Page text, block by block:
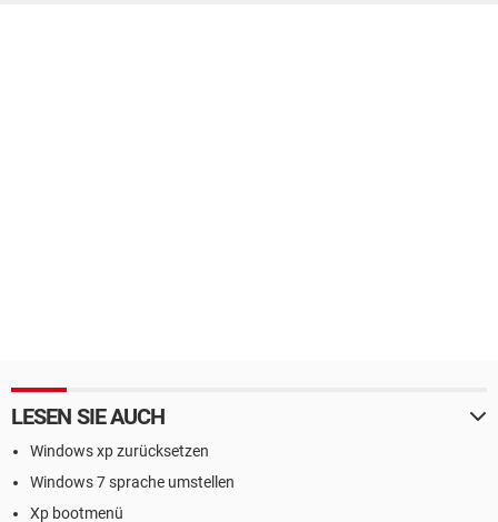
LESEN SIE AUCH
Windows xp zurücksetzen
Windows 7 sprache umstellen
Xp bootmenü